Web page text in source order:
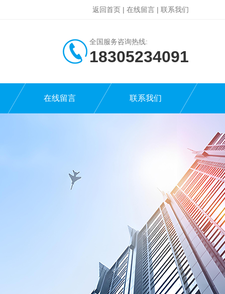
返回首页 | 在线留言 | 联系我们
全国服务咨询热线:
18305234091
在线留言 联系我们